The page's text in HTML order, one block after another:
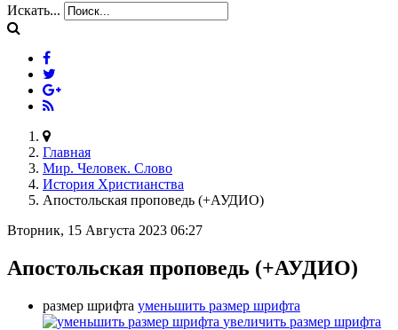
Искать...
Главная
Мир. Человек. Слово
История Христианства
Апостольская проповедь (+АУДИО)
Вторник, 15 Августа 2023 06:27
Апостольская проповедь (+АУДИО)
размер шрифта уменьшить размер шрифта
увеличить размер шрифта